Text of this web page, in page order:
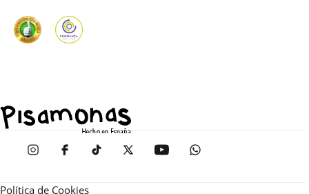
Política de Cookies